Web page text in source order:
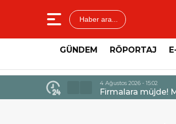
Haber ara...
GÜNDEM RÖPORTAJ
bekleniyor.